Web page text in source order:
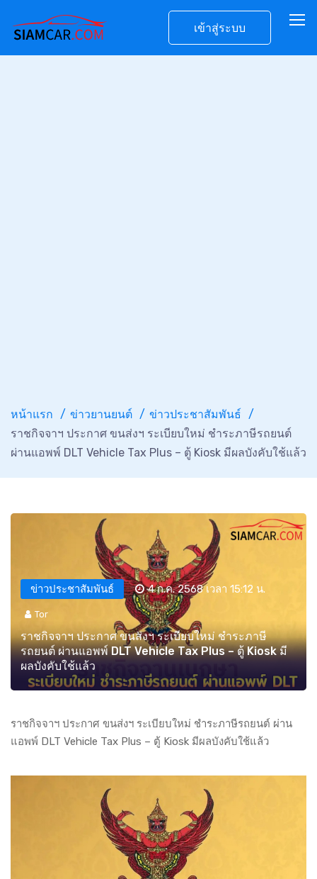
เข้าสู่ระบบ
หน้าแรก ข่าวยานยนต์
ข่าวประชาสัมพันธ์
ราชกิจจาฯ ประกาศ ขนส่งฯ ระเบียบใหม่ ชำระภาษีรถยนต์
ผ่านแอพพ์ DLT Vehicle Tax Plus – ตู้ Kiosk มีผลบังคับใช้แล้ว
ข่าวประชาสัมพันธ์ 4 ก.ค. 2568 เวลา 15:12 น.
Tor
ราชกิจจาฯ ประกาศ ขนส่งฯ ระเบียบใหม่ ชำระภาษี
รถยนต์ ผ่านแอพพ์ DLT Vehicle Tax Plus – ตู้ Kiosk มี
ผลบังคับใช้แล้ว
ราชกิจจาฯ ประกาศ ขนส่งฯ ระเบียบใหม่ ชำระภาษีรถยนต์ ผ่าน
แอพพ์ DLT Vehicle Tax Plus – ตู้ Kiosk มีผลบังคับใช้แล้ว